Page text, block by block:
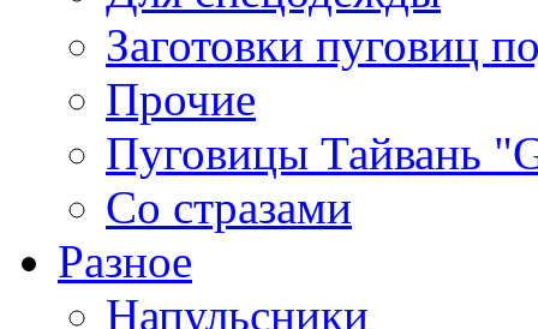
Заготовки пуговиц
Прочие
Пуговицы Тайвань
Со стразами
Разное
Напульсники